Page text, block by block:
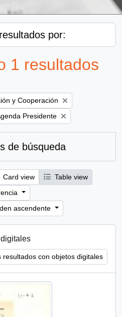
por:
1 resultados
y Cooperación
filter:
Presidente
de búsqueda
Card view
Table view
ascendente
resultados con objetos digitales